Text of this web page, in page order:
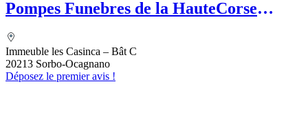
Pompes Funebres de la HauteCorse
MEFETTAR Assia
Immeuble les Casinca – Bât C
20213 Sorbo-Ocagnano
Déposez le premier avis !